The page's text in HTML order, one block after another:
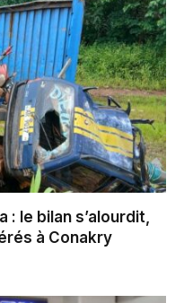
le bilan s’alourdit,
à Conakry